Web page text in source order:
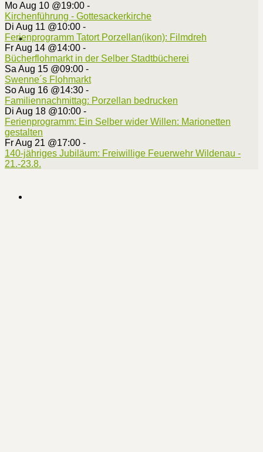
Mo Aug 10 @19:00 -
Kirchenführung - Gottesackerkirche
Di Aug 11 @10:00 -
Ferienprogramm Tatort Porzellan(ikon): Filmdreh
Fr Aug 14 @14:00 -
Bücherflohmarkt in der Selber Stadtbücherei
Sa Aug 15 @09:00 -
Swenne´s Flohmarkt
So Aug 16 @14:30 -
Familiennachmittag: Porzellan bedrucken
Di Aug 18 @10:00 -
Ferienprogramm: Ein Selber wider Willen: Marionetten
gestalten
Fr Aug 21 @17:00 -
140-jähriges Jubiläum: Freiwillige Feuerwehr Wildenau -
21.-23.8.